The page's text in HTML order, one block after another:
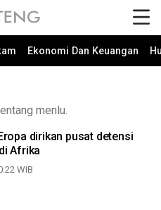
Ekonomi Dan Keuangan
menlu.
dirikan pusat detensi
Afrika
WIB